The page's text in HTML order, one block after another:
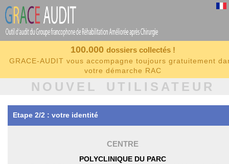
100.000 dossiers collectés !
GRACE-AUDIT vous accompagne toujours gratuitement
votre démarche RAC
NOUVEL UTILISATEUR
Etape 2/2 : votre identité
CENTRE
POLYCLINIQUE DU PARC